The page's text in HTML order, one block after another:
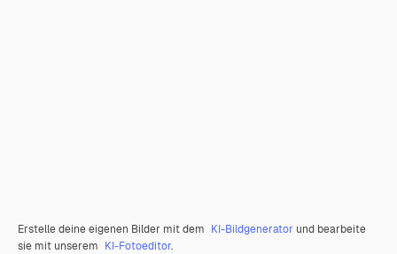
Erstelle deine eigenen Bilder mit dem KI-Bildgenerator und bearbeite
sie mit unserem KI-Fotoeditor.